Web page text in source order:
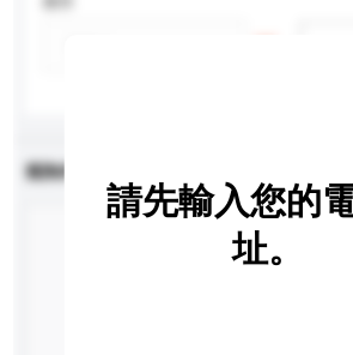
查詢內容
請先輸入您的
址。